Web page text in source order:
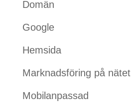
Domän
Google
Hemsida
Marknadsföring på nätet
Mobilanpassad